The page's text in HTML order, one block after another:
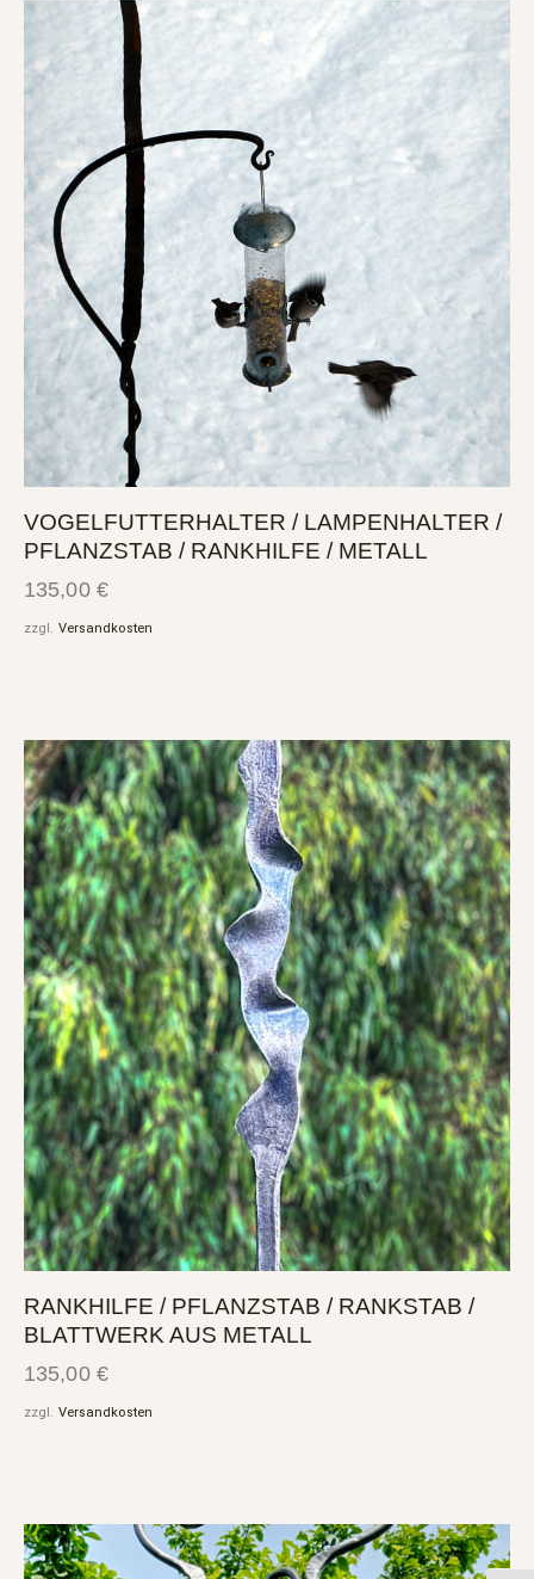
VOGELFUTTERHALTER / LAMPENHALTER /
PFLANZSTAB / RANKHILFE / METALL
135,00 €
zzgl. Versandkosten
RANKHILFE / PFLANZSTAB / RANKSTAB /
BLATTWERK AUS METALL
135,00 €
zzgl. Versandkosten